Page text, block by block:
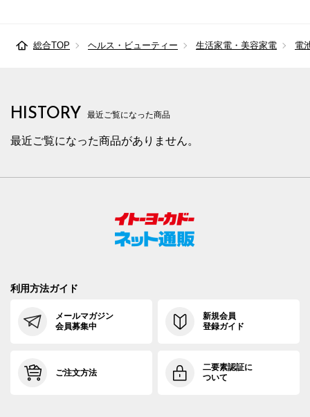
総合TOP ヘルス・ビューティー 生活家電・美容家電 電
HISTORY 最近ご覧になった商品
最近ご覧になった商品がありません。
利用方法ガイド
メールマガジン
会員募集中
新規会員
登録ガイド
ご注文方法
二要素認証に
ついて